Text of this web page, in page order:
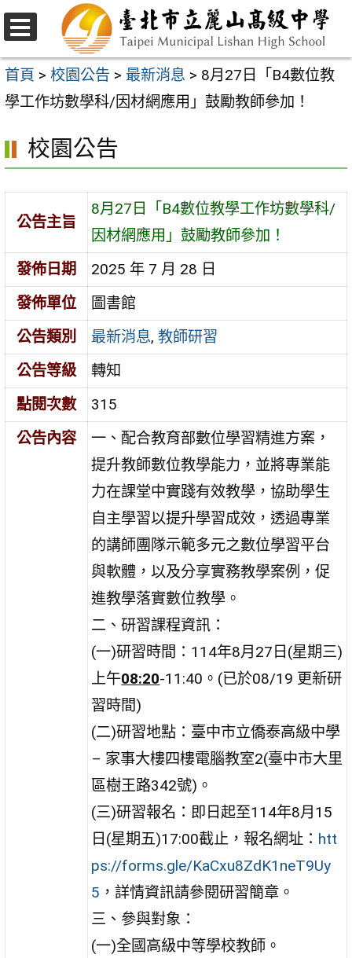
跳
至
主
要
容
區
選
單
首頁 > 校園公告 > 最新消息 > 8月27日「B4數位教
學工作坊數學科/因材網應用」鼓勵教師參加！
校園公告
公告主旨
8月27日「B4數位教學工作坊數學科/
因材網應用」鼓勵教師參加！
發佈日期
2025 年 7 月 28 日
發佈單位
圖書館
公告類別
最新消息,教師研習
公告等級
轉知
點閱次數
315
公告內容
一、配合教育部數位學習精進方案，
提升教師數位教學能力，並將專業能
力在課堂中實踐有效教學，協助學生
自主學習以提升學習成效，透過專業
的講師團隊示範多元之數位學習平台
與軟體，以及分享實務教學案例，促
進教學落實數位教學。
二、研習課程資訊：
(一)研習時間：114年8月27日(星期三)
上午08:20-11:40。(已於08/19 更新研
習時間)
(二)研習地點：臺中市立僑泰高級中學
– 家事大樓四樓電腦教室2(臺中市大里
區樹王路342號)。
(三)研習報名：即日起至114年8月15
日(星期五)17:00截止，報名網址： htt
ps://forms.gle/KaCxu8ZdK1neT9Uy
5 ，詳情資訊請參閱研習簡章。
三、參與對象：
(一)全國高級中等學校教師。